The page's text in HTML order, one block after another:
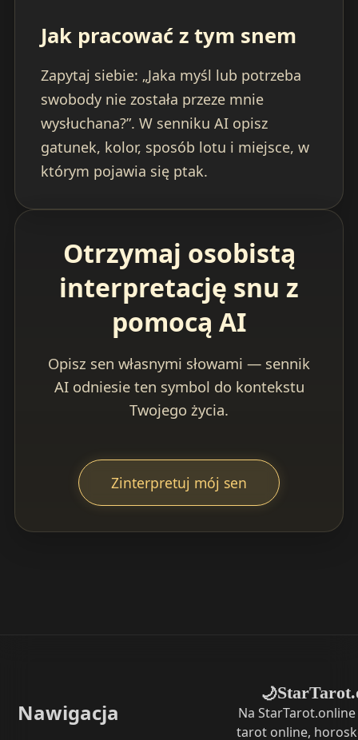
Jak pracować z tym snem
Zapytaj siebie: „Jaka myśl lub potrzeba
swobody nie została przeze mnie
wysłuchana?”. W senniku AI opisz
gatunek, kolor, sposób lotu i miejsce, w
którym pojawia się ptak.
Otrzymaj osobistą
interpretację snu z
pomocą AI
Opisz sen własnymi słowami — sennik
AI odniesie ten symbol do kontekstu
Twojego życia.
Zinterpretuj mój sen
Nawigacja
🌙
Na
tarot online,